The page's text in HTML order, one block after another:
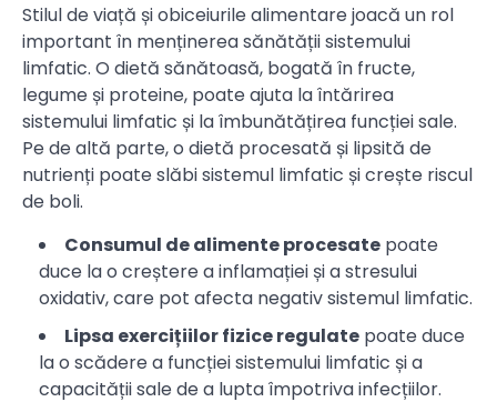
Stilul de viață și obiceiurile alimentare joacă un rol
important în menținerea sănătății sistemului
limfatic. O dietă sănătoasă, bogată în fructe,
legume și proteine, poate ajuta la întărirea
sistemului limfatic și la îmbunătățirea funcției sale.
Pe de altă parte, o dietă procesată și lipsită de
nutrienți poate slăbi sistemul limfatic și crește riscul
de boli.
Consumul de alimente procesate poate
duce la o creștere a inflamației și a stresului
oxidativ, care pot afecta negativ sistemul limfatic.
Lipsa exercițiilor fizice regulate poate duce
la o scădere a funcției sistemului limfatic și a
capacității sale de a lupta împotriva infecțiilor.